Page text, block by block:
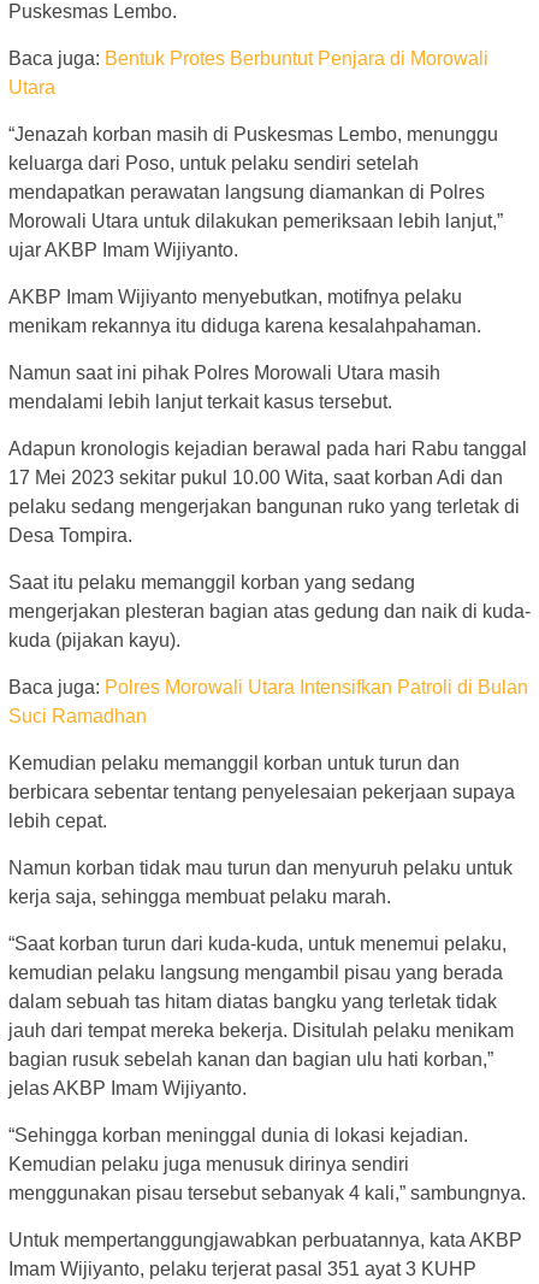
Puskesmas Lembo.
Baca juga: Bentuk Protes Berbuntut Penjara di Morowali
Utara
“Jenazah korban masih di Puskesmas Lembo, menunggu
keluarga dari Poso, untuk pelaku sendiri setelah
mendapatkan perawatan langsung diamankan di Polres
Morowali Utara untuk dilakukan pemeriksaan lebih lanjut,”
ujar AKBP Imam Wijiyanto.
AKBP Imam Wijiyanto menyebutkan, motifnya pelaku
menikam rekannya itu diduga karena kesalahpahaman.
Namun saat ini pihak Polres Morowali Utara masih
mendalami lebih lanjut terkait kasus tersebut.
Adapun kronologis kejadian berawal pada hari Rabu tanggal
17 Mei 2023 sekitar pukul 10.00 Wita, saat korban Adi dan
pelaku sedang mengerjakan bangunan ruko yang terletak di
Desa Tompira.
Saat itu pelaku memanggil korban yang sedang
mengerjakan plesteran bagian atas gedung dan naik di kuda-
kuda (pijakan kayu).
Baca juga: Polres Morowali Utara Intensifkan Patroli di Bulan
Suci Ramadhan
Kemudian pelaku memanggil korban untuk turun dan
berbicara sebentar tentang penyelesaian pekerjaan supaya
lebih cepat.
Namun korban tidak mau turun dan menyuruh pelaku untuk
kerja saja, sehingga membuat pelaku marah.
“Saat korban turun dari kuda-kuda, untuk menemui pelaku,
kemudian pelaku langsung mengambil pisau yang berada
dalam sebuah tas hitam diatas bangku yang terletak tidak
jauh dari tempat mereka bekerja. Disitulah pelaku menikam
bagian rusuk sebelah kanan dan bagian ulu hati korban,”
jelas AKBP Imam Wijiyanto.
“Sehingga korban meninggal dunia di lokasi kejadian.
Kemudian pelaku juga menusuk dirinya sendiri
menggunakan pisau tersebut sebanyak 4 kali,” sambungnya.
Untuk mempertanggungjawabkan perbuatannya, kata AKBP
Imam Wijiyanto, pelaku terjerat pasal 351 ayat 3 KUHP